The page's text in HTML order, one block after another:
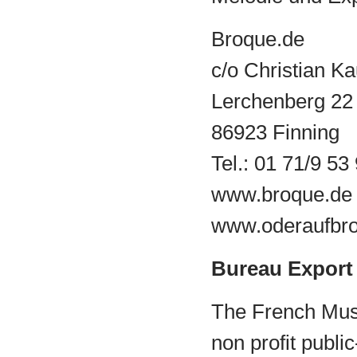
Broque.de
c/o Christian
Lerchenberg 22
86923 Finning
Tel.: 01 71/9 53
www.broque.de
Bureau Export
The French
non profit